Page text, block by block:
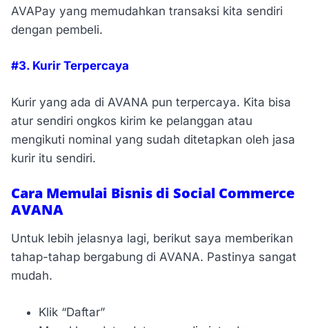
AVAPay yang memudahkan transaksi kita sendiri
dengan pembeli.
#3. Kurir Terpercaya
Kurir yang ada di AVANA pun terpercaya. Kita bisa
atur sendiri ongkos kirim ke pelanggan atau
mengikuti nominal yang sudah ditetapkan oleh jasa
kurir itu sendiri.
Cara Memulai Bisnis di Social Commerce
AVANA
Untuk lebih jelasnya lagi, berikut saya memberikan
tahap-tahap bergabung di AVANA. Pastinya sangat
mudah.
Klik “Daftar”